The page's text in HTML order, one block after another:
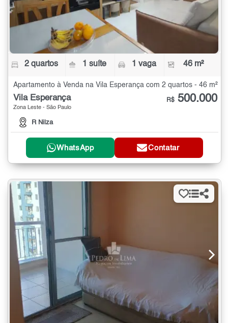
2 quartos 1 suíte 1 vaga 46 m²
Apartamento à Venda na Vila Esperança com 2 quartos - 46 m²
Vila Esperança
Zona Leste - São Paulo
R Nilza
R$ 500.000
WhatsApp Contatar